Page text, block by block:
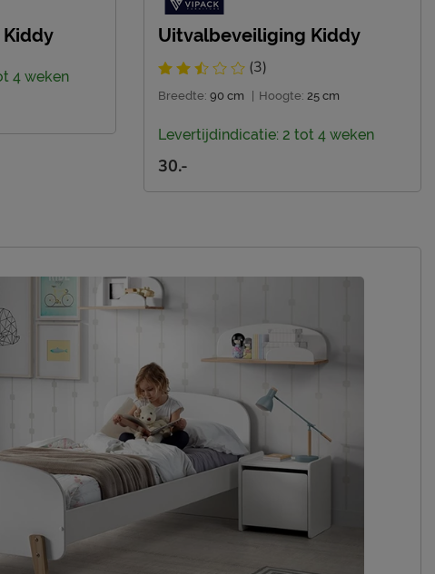
4 weken
Uitvalbeveiliging Kiddy
(3)
Breedte: 90 cm Hoogte: 25 cm
Levertijdindicatie: 2 tot 4 weken
30.-